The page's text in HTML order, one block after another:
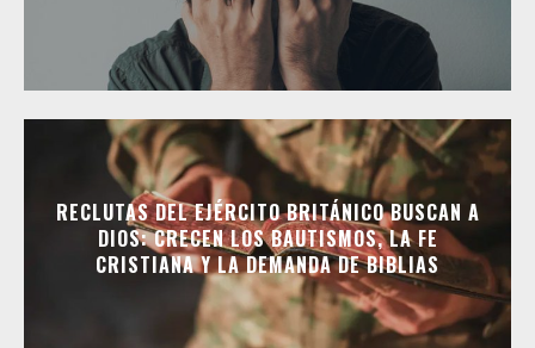
RECLUTAS DEL EJÉRCITO BRITÁNICO BUSCAN A
DIOS: CRECEN LOS BAUTISMOS, LA FE
CRISTIANA Y LA DEMANDA DE BIBLIAS